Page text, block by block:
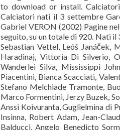
to download or install.
Calciatori nati il 3 settembre
Gabriel VERON (2002) Pagine
seguito, su un totale di 920. Nati
Sebastian Vettel, Leóš Janáček,
Haradinaj, Vittoria Di Silverio,
Wanderlei Silva, Mississippi
Piacentini, Bianca Scacciati,
Stefano Melchiade Tramonte,
Marco Formentini, Jerzy Buzek,
Anssi Koivuranta, Guglielmina di
Insinna, Robert Adam, Jean-
Balducci, Angelo Benedicto